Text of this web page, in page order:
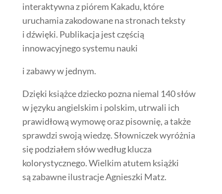
interaktywna z piórem Kakadu, które
uruchamia zakodowane na stronach teksty
i dźwięki. Publikacja jest częścią
innowacyjnego systemu nauki
i zabawy w jednym.
Dzięki książce dziecko pozna niemal 140 słów
w języku angielskim i polskim, utrwali ich
prawidłową wymowę oraz pisownię, a także
sprawdzi swoją wiedzę. Słowniczek wyróżnia
się podziałem słów według klucza
kolorystycznego. Wielkim atutem książki
są zabawne ilustracje Agnieszki Matz.